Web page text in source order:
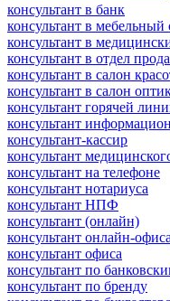
консультант в банк
консультант в мебельный
консультант в
консультант в отдел
консультант в салон
консультант в салон
консультант горячей
консультант
консультант-кассир
консультант
консультант на телефоне
консультант нотариуса
консультант НПФ
консультант (онлайн)
консультант онлайн-офиса
консультант офиса
консультант по
консультант по бренду